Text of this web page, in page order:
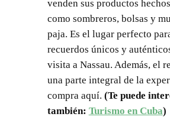
venden sus productos
como sombreros, bolsas y
paja. Es el lugar perfecto
recuerdos únicos y
visita a Nassau. Además, el
una parte integral de la
compra aquí. (Te puede
también: Turismo en Cuba)